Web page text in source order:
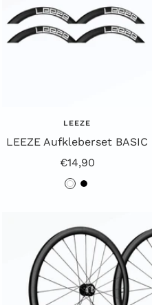
LEEZE
LEEZE Aufkleberset BASIC
Angebotspreis
€14,90
w
i
ß
s
h
w
a
r
z